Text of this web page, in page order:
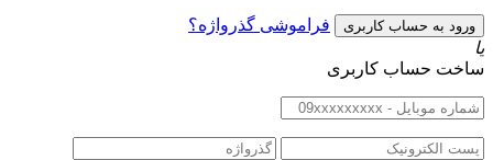
فراموشی گذرواژه؟
یا
ساخت حساب کاربری